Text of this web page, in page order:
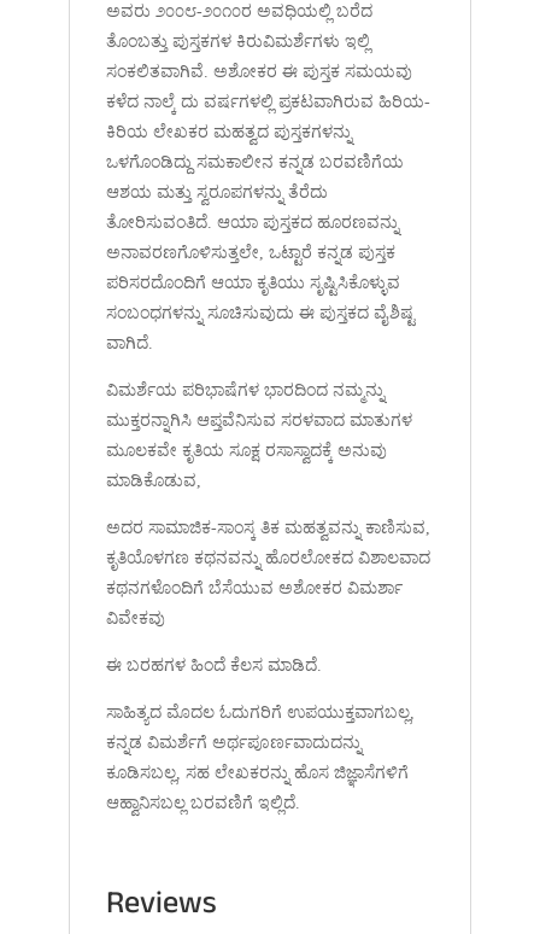
ಅವರು ೨೦೦೮-೨೦೧೦ರ ಅವಧಿಯಲ್ಲಿ ಬರೆದ
ತೊಂಬತ್ತು ಪುಸ್ತಕಗಳ ಕಿರುವಿಮರ್ಶೆಗಳು ಇಲ್ಲಿ
ಸಂಕಲಿತವಾಗಿವೆ. ಅಶೋಕರ ಈ ಪುಸ್ತಕ ಸಮಯವು
ಕಳೆದ ನಾಲ್ಕೆ ದು ವರ್ಷಗಳಲ್ಲಿ ಪ್ರಕಟವಾಗಿರುವ ಹಿರಿಯ-
ಕಿರಿಯ ಲೇಖಕರ ಮಹತ್ವದ ಪುಸ್ತಕಗಳನ್ನು
ಒಳಗೊಂಡಿದ್ದು ಸಮಕಾಲೀನ ಕನ್ನಡ ಬರವಣಿಗೆಯ
ಆಶಯ ಮತ್ತು ಸ್ವರೂಪಗಳನ್ನು ತೆರೆದು
ತೋರಿಸುವಂತಿದೆ. ಆಯಾ ಪುಸ್ತಕದ ಹೂರಣವನ್ನು
ಅನಾವರಣಗೊಳಿಸುತ್ತಲೇ, ಒಟ್ಟಾರೆ ಕನ್ನಡ ಪುಸ್ತಕ
ಪರಿಸರದೊಂದಿಗೆ ಆಯಾ ಕೃತಿಯು ಸೃಷ್ಟಿಸಿಕೊಳ್ಳುವ
ಸಂಬಂಧಗಳನ್ನು ಸೂಚಿಸುವುದು ಈ ಪುಸ್ತಕದ ವೈಶಿಷ್ಟ
ವಾಗಿದೆ.
ವಿಮರ್ಶೆಯ ಪರಿಭಾಷೆಗಳ ಭಾರದಿಂದ ನಮ್ಮನ್ನು
ಮುಕ್ತರನ್ನಾಗಿಸಿ ಆಪ್ತವೆನಿಸುವ ಸರಳವಾದ ಮಾತುಗಳ
ಮೂಲಕವೇ ಕೃತಿಯ ಸೂಕ್ಷ ರಸಾಸ್ವಾದಕ್ಕೆ ಅನುವು
ಮಾಡಿಕೊಡುವ,
ಅದರ ಸಾಮಾಜಿಕ-ಸಾಂಸ್ಕ ತಿಕ ಮಹತ್ವವನ್ನು ಕಾಣಿಸುವ,
ಕೃತಿಯೊಳಗಣ ಕಥನವನ್ನು ಹೊರಲೋಕದ ವಿಶಾಲವಾದ
ಕಥನಗಳೊಂದಿಗೆ ಬೆಸೆಯುವ ಅಶೋಕರ ವಿಮರ್ಶಾ
ವಿವೇಕವು
ಈ ಬರಹಗಳ ಹಿಂದೆ ಕೆಲಸ ಮಾಡಿದೆ.
ಸಾಹಿತ್ಯದ ಮೊದಲ ಓದುಗರಿಗೆ ಉಪಯುಕ್ತವಾಗಬಲ್ಲ,
ಕನ್ನಡ ವಿಮರ್ಶೆಗೆ ಅರ್ಥಪೂರ್ಣವಾದುದನ್ನು
ಕೂಡಿಸಬಲ್ಲ, ಸಹ ಲೇಖಕರನ್ನು ಹೊಸ ಜಿಜ್ಞಾಸೆಗಳಿಗೆ
ಆಹ್ವಾನಿಸಬಲ್ಲ ಬರವಣಿಗೆ ಇಲ್ಲಿದೆ.
Reviews